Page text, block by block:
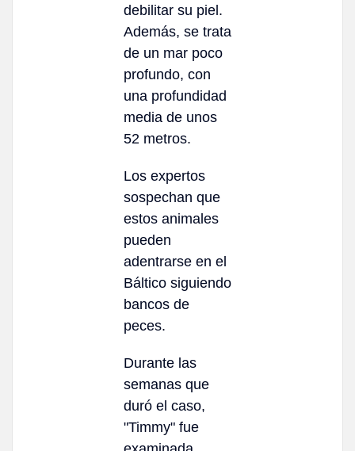
debilitar su piel.
Además, se trata
de un mar poco
profundo, con
una profundidad
media de unos
52 metros.
Los expertos
sospechan que
estos animales
pueden
adentrarse en el
Báltico siguiendo
bancos de
peces.
Durante las
semanas que
duró el caso,
"Timmy" fue